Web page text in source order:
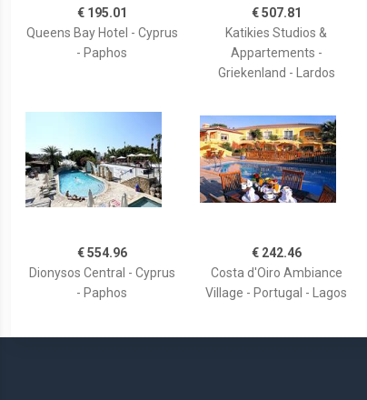
€ 195.01
Queens Bay Hotel - Cyprus
- Paphos
€ 507.81
Katikies Studios &
Appartements -
Griekenland - Lardos
€ 554.96
Dionysos Central - Cyprus
- Paphos
€ 242.46
Costa d'Oiro Ambiance
Village - Portugal - Lagos